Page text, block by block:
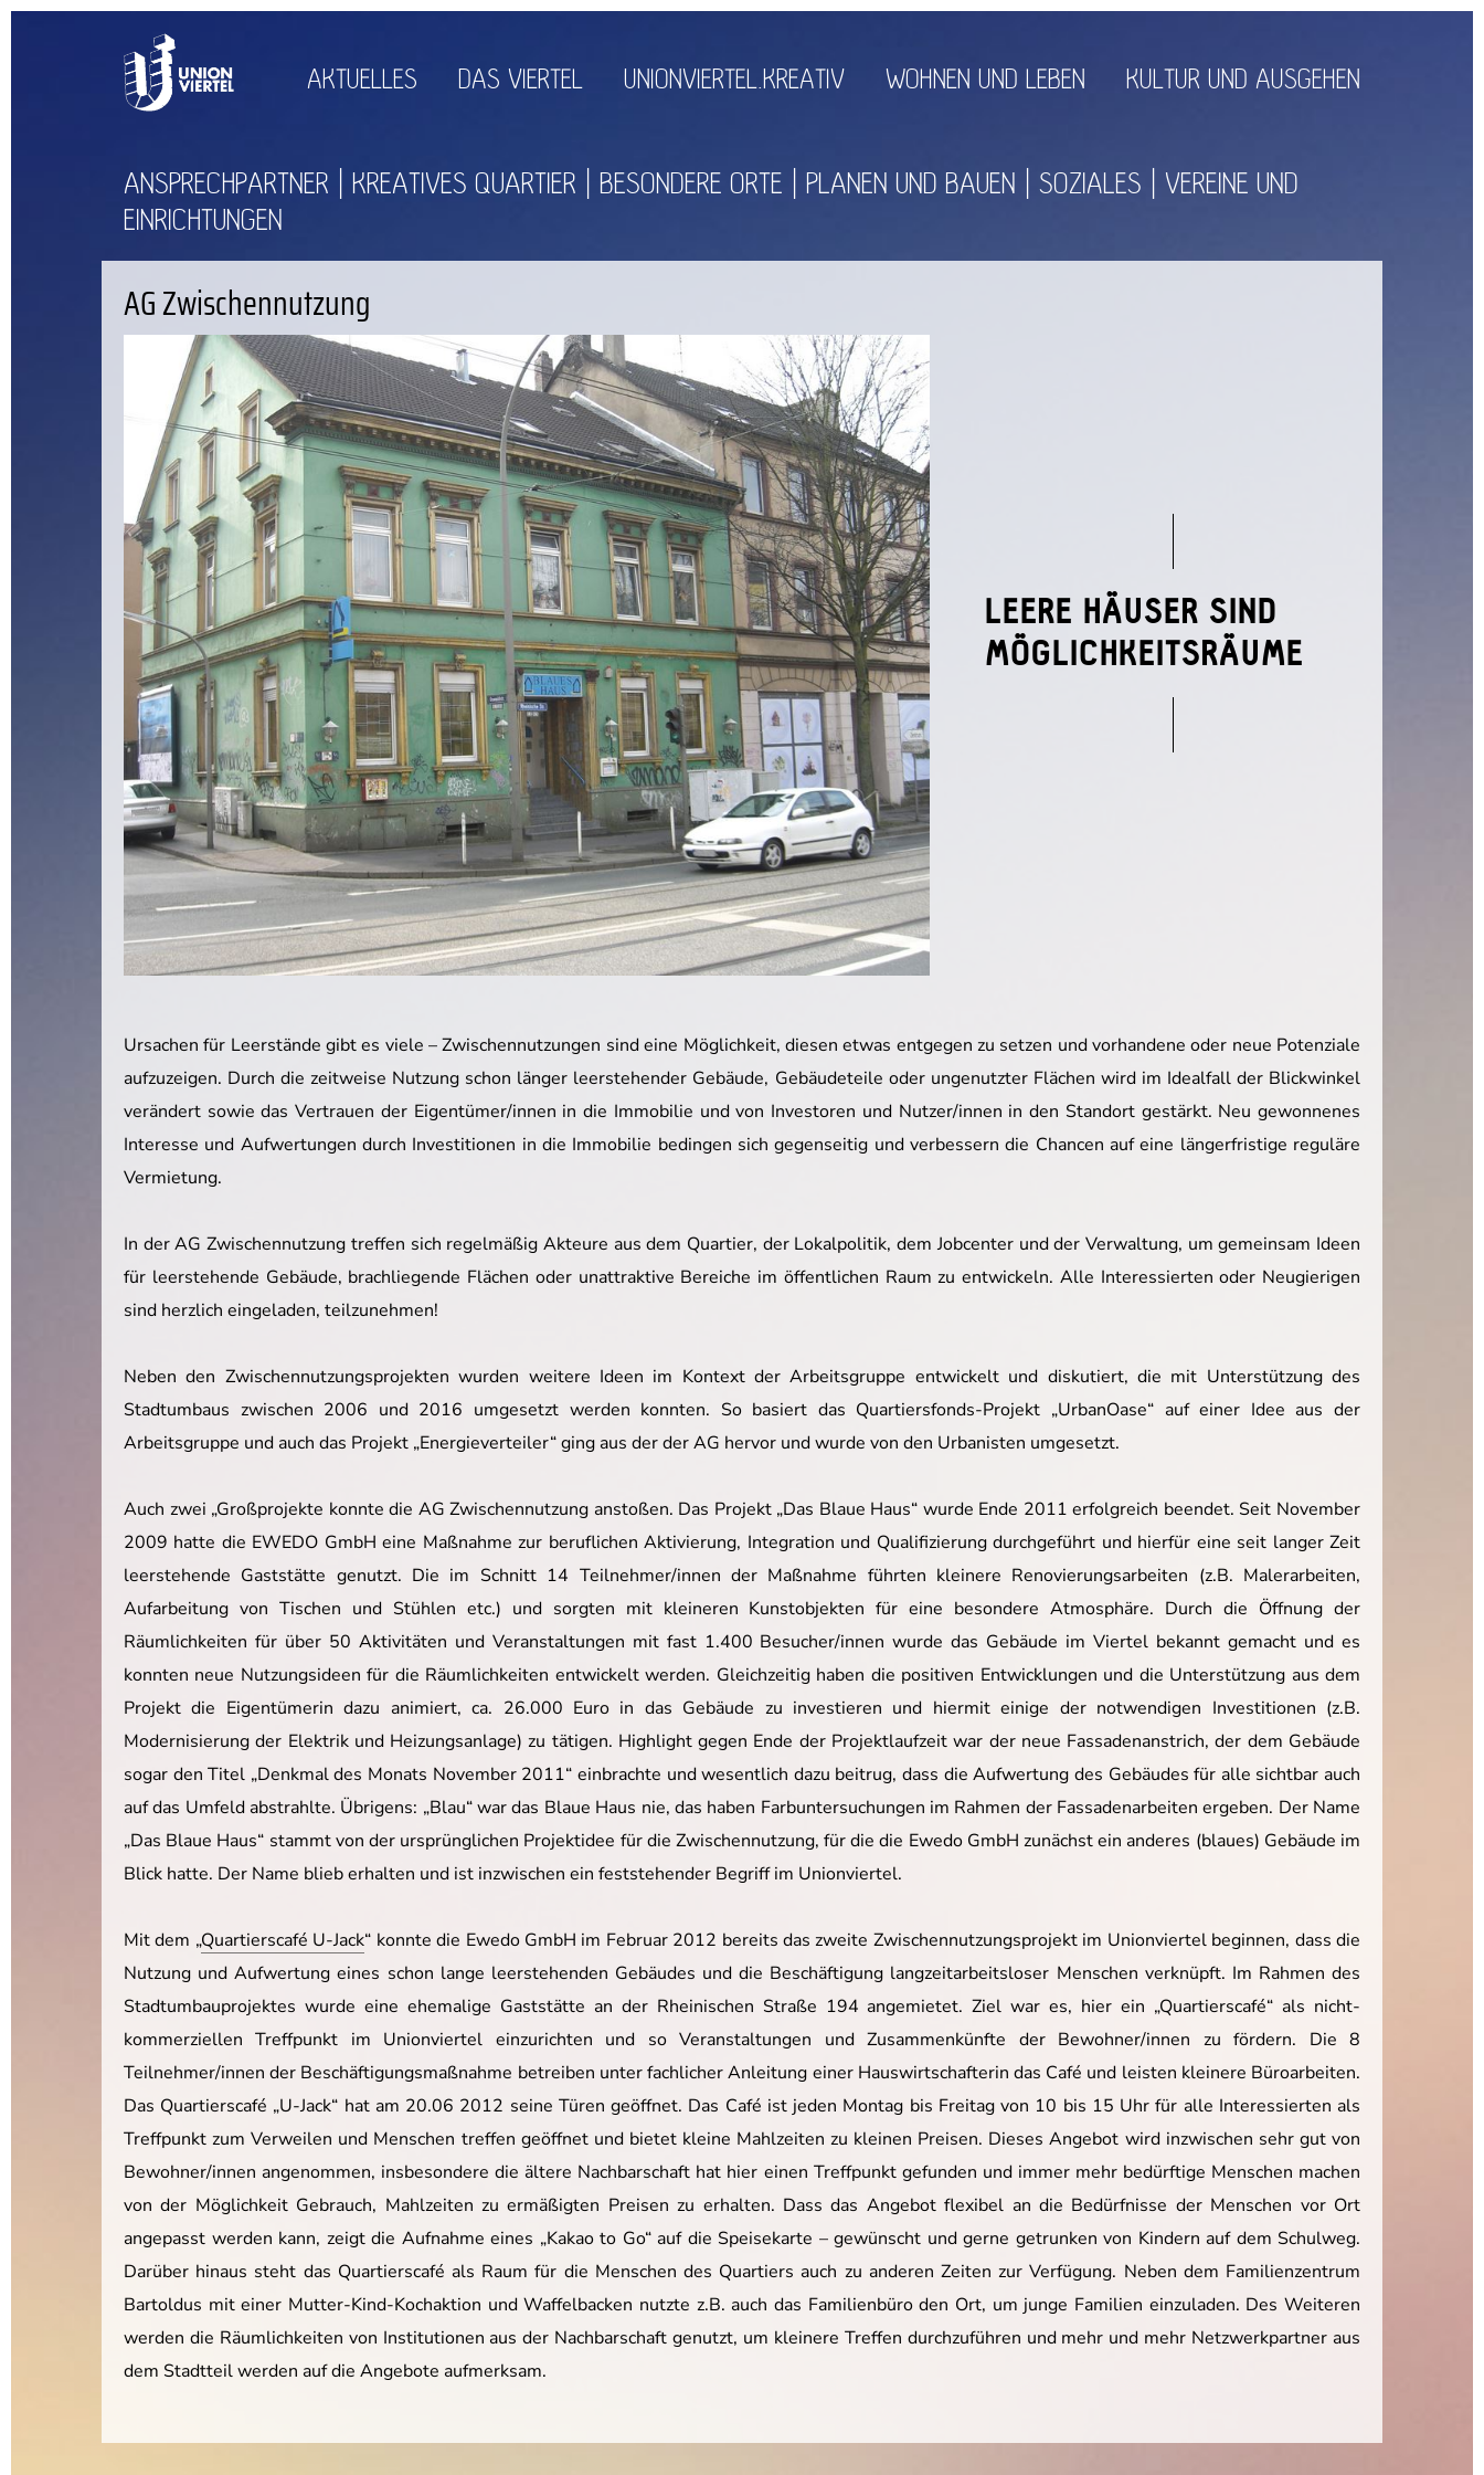
AKTUELLES DAS VIERTEL UNIONVIERTEL.KREATIV WOHNEN UND LEBEN KULTUR UND AUSGEHEN
ANSPRECHPARTNER KREATIVES QUARTIER BESONDERE ORTE PLANEN UND BAUEN SOZIALES
VEREINE UND
EINRICHTUNGEN
AG Zwischennutzung
LEERE HÄUSER SIND
MÖGLICHKEITSRÄUME
Ursachen für Leerstände gibt es viele – Zwischennutzungen sind eine Möglichkeit, diesen etwas entgegen zu setzen und vorhandene oder neue Potenziale
aufzuzeigen. Durch die zeitweise Nutzung schon länger leerstehender Gebäude, Gebäudeteile oder ungenutzter Flächen wird im Idealfall der Blickwinkel
verändert sowie das Vertrauen der Eigentümer/innen in die Immobilie und von Investoren und Nutzer/innen in den Standort gestärkt. Neu gewonnenes
Interesse und Aufwertungen durch Investitionen in die Immobilie bedingen sich gegenseitig und verbessern die Chancen auf eine längerfristige reguläre
Vermietung.
In der AG Zwischennutzung treffen sich regelmäßig Akteure aus dem Quartier, der Lokalpolitik, dem Jobcenter und der Verwaltung, um gemeinsam Ideen
für leerstehende Gebäude, brachliegende Flächen oder unattraktive Bereiche im öffentlichen Raum zu entwickeln. Alle Interessierten oder Neugierigen
sind herzlich eingeladen, teilzunehmen!
Neben den Zwischennutzungsprojekten wurden weitere Ideen im Kontext der Arbeitsgruppe entwickelt und diskutiert, die mit Unterstützung des
Stadtumbaus zwischen 2006 und 2016 umgesetzt werden konnten. So basiert das Quartiersfonds-Projekt „UrbanOase“ auf einer Idee aus der
Arbeitsgruppe und auch das Projekt „Energieverteiler“ ging aus der der AG hervor und wurde von den Urbanisten umgesetzt.
Auch zwei „Großprojekte konnte die AG Zwischennutzung anstoßen. Das Projekt „Das Blaue Haus“ wurde Ende 2011 erfolgreich beendet. Seit November
2009 hatte die EWEDO GmbH eine Maßnahme zur beruflichen Aktivierung, Integration und Qualifizierung durchgeführt und hierfür eine seit langer Zeit
leerstehende Gaststätte genutzt. Die im Schnitt 14 Teilnehmer/innen der Maßnahme führten kleinere Renovierungsarbeiten (z.B. Malerarbeiten,
Aufarbeitung von Tischen und Stühlen etc.) und sorgten mit kleineren Kunstobjekten für eine besondere Atmosphäre. Durch die Öffnung der
Räumlichkeiten für über 50 Aktivitäten und Veranstaltungen mit fast 1.400 Besucher/innen wurde das Gebäude im Viertel bekannt gemacht und es
konnten neue Nutzungsideen für die Räumlichkeiten entwickelt werden. Gleichzeitig haben die positiven Entwicklungen und die Unterstützung aus dem
Projekt die Eigentümerin dazu animiert, ca. 26.000 Euro in das Gebäude zu investieren und hiermit einige der notwendigen Investitionen (z.B.
Modernisierung der Elektrik und Heizungsanlage) zu tätigen. Highlight gegen Ende der Projektlaufzeit war der neue Fassadenanstrich, der dem Gebäude
sogar den Titel „Denkmal des Monats November 2011“ einbrachte und wesentlich dazu beitrug, dass die Aufwertung des Gebäudes für alle sichtbar auch
auf das Umfeld abstrahlte. Übrigens: „Blau“ war das Blaue Haus nie, das haben Farbuntersuchungen im Rahmen der Fassadenarbeiten ergeben. Der Name
„Das Blaue Haus“ stammt von der ursprünglichen Projektidee für die Zwischennutzung, für die die Ewedo GmbH zunächst ein anderes (blaues) Gebäude im
Blick hatte. Der Name blieb erhalten und ist inzwischen ein feststehender Begriff im Unionviertel.
Mit dem „Quartierscafé U-Jack“ konnte die Ewedo GmbH im Februar 2012 bereits das zweite Zwischennutzungsprojekt im Unionviertel beginnen, dass die
Nutzung und Aufwertung eines schon lange leerstehenden Gebäudes und die Beschäftigung langzeitarbeitsloser Menschen verknüpft. Im Rahmen des
Stadtumbauprojektes wurde eine ehemalige Gaststätte an der Rheinischen Straße 194 angemietet. Ziel war es, hier ein „Quartierscafé“ als nicht-
kommerziellen Treffpunkt im Unionviertel einzurichten und so Veranstaltungen und Zusammenkünfte der Bewohner/innen zu fördern. Die 8
Teilnehmer/innen der Beschäftigungsmaßnahme betreiben unter fachlicher Anleitung einer Hauswirtschafterin das Café und leisten kleinere Büroarbeiten.
Das Quartierscafé „U-Jack“ hat am 20.06 2012 seine Türen geöffnet. Das Café ist jeden Montag bis Freitag von 10 bis 15 Uhr für alle Interessierten als
Treffpunkt zum Verweilen und Menschen treffen geöffnet und bietet kleine Mahlzeiten zu kleinen Preisen. Dieses Angebot wird inzwischen sehr gut von
Bewohner/innen angenommen, insbesondere die ältere Nachbarschaft hat hier einen Treffpunkt gefunden und immer mehr bedürftige Menschen machen
von der Möglichkeit Gebrauch, Mahlzeiten zu ermäßigten Preisen zu erhalten. Dass das Angebot flexibel an die Bedürfnisse der Menschen vor Ort
angepasst werden kann, zeigt die Aufnahme eines „Kakao to Go“ auf die Speisekarte – gewünscht und gerne getrunken von Kindern auf dem Schulweg.
Darüber hinaus steht das Quartierscafé als Raum für die Menschen des Quartiers auch zu anderen Zeiten zur Verfügung. Neben dem Familienzentrum
Bartoldus mit einer Mutter-Kind-Kochaktion und Waffelbacken nutzte z.B. auch das Familienbüro den Ort, um junge Familien einzuladen. Des Weiteren
werden die Räumlichkeiten von Institutionen aus der Nachbarschaft genutzt, um kleinere Treffen durchzuführen und mehr und mehr Netzwerkpartner aus
dem Stadtteil werden auf die Angebote aufmerksam.